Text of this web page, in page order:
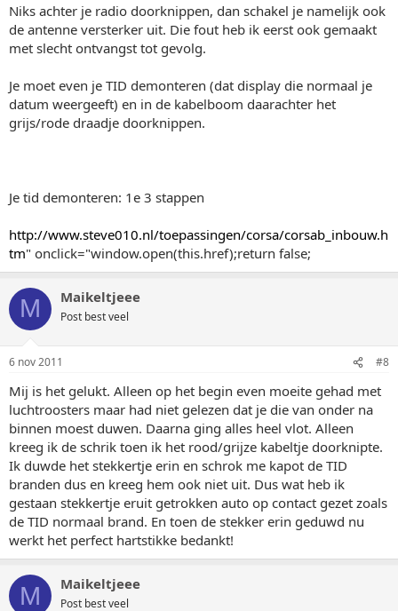
Niks achter je radio doorknippen, dan schakel je namelijk ook
de antenne versterker uit. Die fout heb ik eerst ook gemaakt
met slecht ontvangst tot gevolg.
Je moet even je TID demonteren (dat display die normaal je
datum weergeeft) en in de kabelboom daarachter het
grijs/rode draadje doorknippen.
Je tid demonteren: 1e 3 stappen
http://www.steve010.nl/toepassingen/corsa/corsab_inbouw.h
tm" onclick="window.open(this.href);return false;
M Maikeltjeee
Post best veel
6 nov 2011 #8
Mij is het gelukt. Alleen op het begin even moeite gehad met
luchtroosters maar had niet gelezen dat je die van onder na
binnen moest duwen. Daarna ging alles heel vlot. Alleen
kreeg ik de schrik toen ik het rood/grijze kabeltje doorknipte.
Ik duwde het stekkertje erin en schrok me kapot de TID
branden dus en kreeg hem ook niet uit. Dus wat heb ik
gestaan stekkertje eruit getrokken auto op contact gezet zoals
de TID normaal brand. En toen de stekker erin geduwd nu
werkt het perfect hartstikke bedankt!
M Maikeltjeee
Post best veel